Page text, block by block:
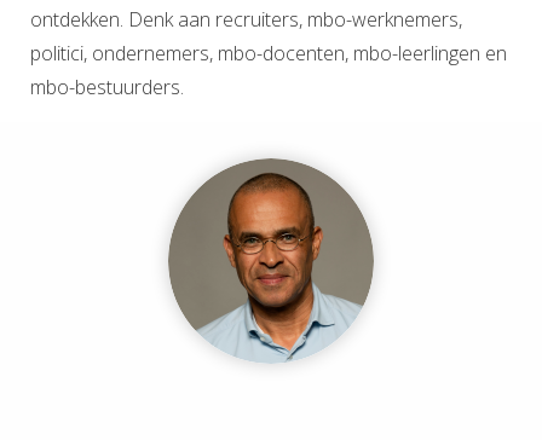
ontdekken. Denk aan recruiters, mbo-werknemers,
politici, ondernemers, mbo-docenten, mbo-leerlingen en
mbo-bestuurders.